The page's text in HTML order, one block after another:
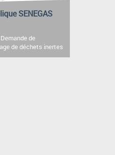
SENEGAS
de
de déchets inertes